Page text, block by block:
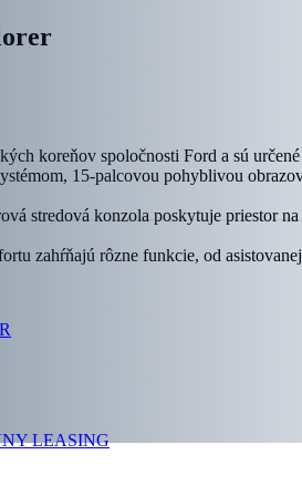
LEASING
koreňov spoločnosti Ford a sú
15-palcovou pohyblivou
stredová konzola poskytuje priestor
zahŕňajú rôzne funkcie, od